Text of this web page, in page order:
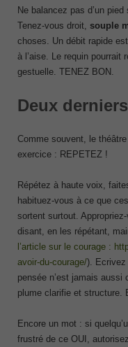
Ne balancez pas d’un
Tenez-vous droit, souple
choses. Un débit rapide
à l’aise. Le requin pourrait
gestuelle. TENEZ BON.
Deux
Comme souvent, le
exercice : REPETEZ !
Répétez à haute voix,
habituez-vous à ce que
sortent surtout.
disant, en les répétant,
l’article sur le courage :
avoir-du-courage/). Ecrivez
pensée n’est jamais aussi
plume clarifie et structure.
Encore un mot : si
frustré de ce OUI,